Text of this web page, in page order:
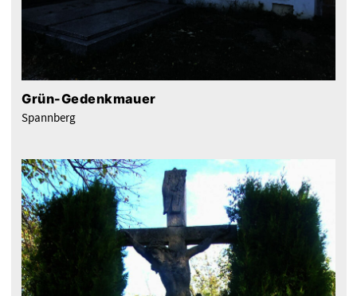
Grün-Gedenkmauer
Spannberg